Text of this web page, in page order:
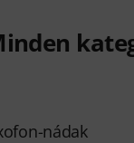
nádak